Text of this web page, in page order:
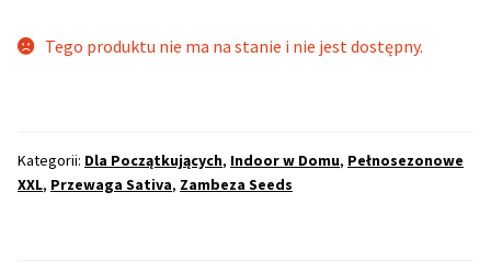
Regularne
Przewaga Sativa
Tego produktu nie ma na stanie i nie jest dostępny.
Kategorii: Dla Początkujących, Indoor w Domu, Pełnosezonowe
XXL, Przewaga Sativa, Zambeza Seeds